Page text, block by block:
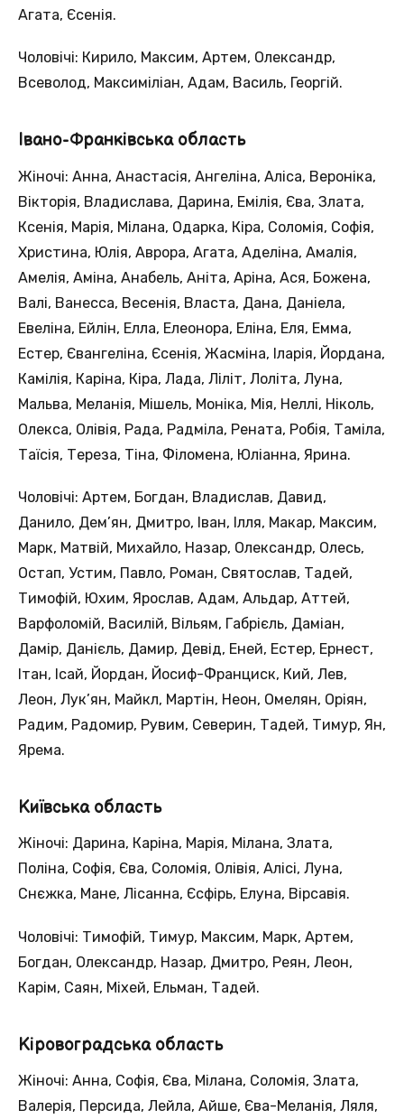
Агата, Єсенія.
Чоловічі: Кирило, Максим, Артем, Олександр,
Всеволод, Максиміліан, Адам, Василь, Георгій.
Івано-Франківська область
Жіночі: Анна, Анастасія, Ангеліна, Аліса, Вероніка,
Вікторія, Владислава, Дарина, Емілія, Єва, Злата,
Ксенія, Марія, Мілана, Одарка, Кіра, Соломія, Софія,
Христина, Юлія, Аврора, Агата, Аделіна, Амалія,
Амелія, Аміна, Анабель, Аніта, Аріна, Ася, Божена,
Валі, Ванесса, Весенія, Власта, Дана, Даніела,
Евеліна, Ейлін, Елла, Елеонора, Еліна, Еля, Емма,
Естер, Євангеліна, Єсенія, Жасміна, Іларія, Йордана,
Камілія, Каріна, Кіра, Лада, Ліліт, Лоліта, Луна,
Мальва, Меланія, Мішель, Моніка, Мія, Неллі, Ніколь,
Олекса, Олівія, Рада, Радміла, Рената, Робія, Таміла,
Таїсія, Тереза, Тіна, Філомена, Юліанна, Ярина.
Чоловічі: Артем, Богдан, Владислав, Давид,
Данило, Дем’ян, Дмитро, Іван, Ілля, Макар, Максим,
Марк, Матвій, Михайло, Назар, Олександр, Олесь,
Остап, Устим, Павло, Роман, Святослав, Тадей,
Тимофій, Юхим, Ярослав, Адам, Альдар, Аттей,
Варфоломій, Василій, Вільям, Габрієль, Даміан,
Дамір, Данієль, Дамир, Девід, Еней, Естер, Ернест,
Ітан, Ісай, Йордан, Йосиф-Франциск, Кий, Лев,
Леон, Лук’ян, Майкл, Мартін, Неон, Омелян, Оріян,
Радим, Радомир, Рувим, Северин, Тадей, Тимур, Ян,
Ярема.
Київська область
Жіночі: Дарина, Каріна, Марія, Мілана, Злата,
Поліна, Софія, Єва, Соломія, Олівія, Алісі, Луна,
Снєжка, Мане, Лісанна, Єсфірь, Елуна, Вірсавія.
Чоловічі: Тимофій, Тимур, Максим, Марк, Артем,
Богдан, Олександр, Назар, Дмитро, Реян, Леон,
Карім, Саян, Міхей, Ельман, Тадей.
Кіровоградська область
Жіночі: Анна, Софія, Єва, Мілана, Соломія, Злата,
Валерія, Персида, Лейла, Айше, Єва-Меланія, Ляля,